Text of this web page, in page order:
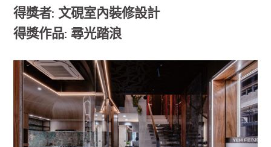
得獎者: 文硯室內裝修設計
得獎作品: 尋光踏浪